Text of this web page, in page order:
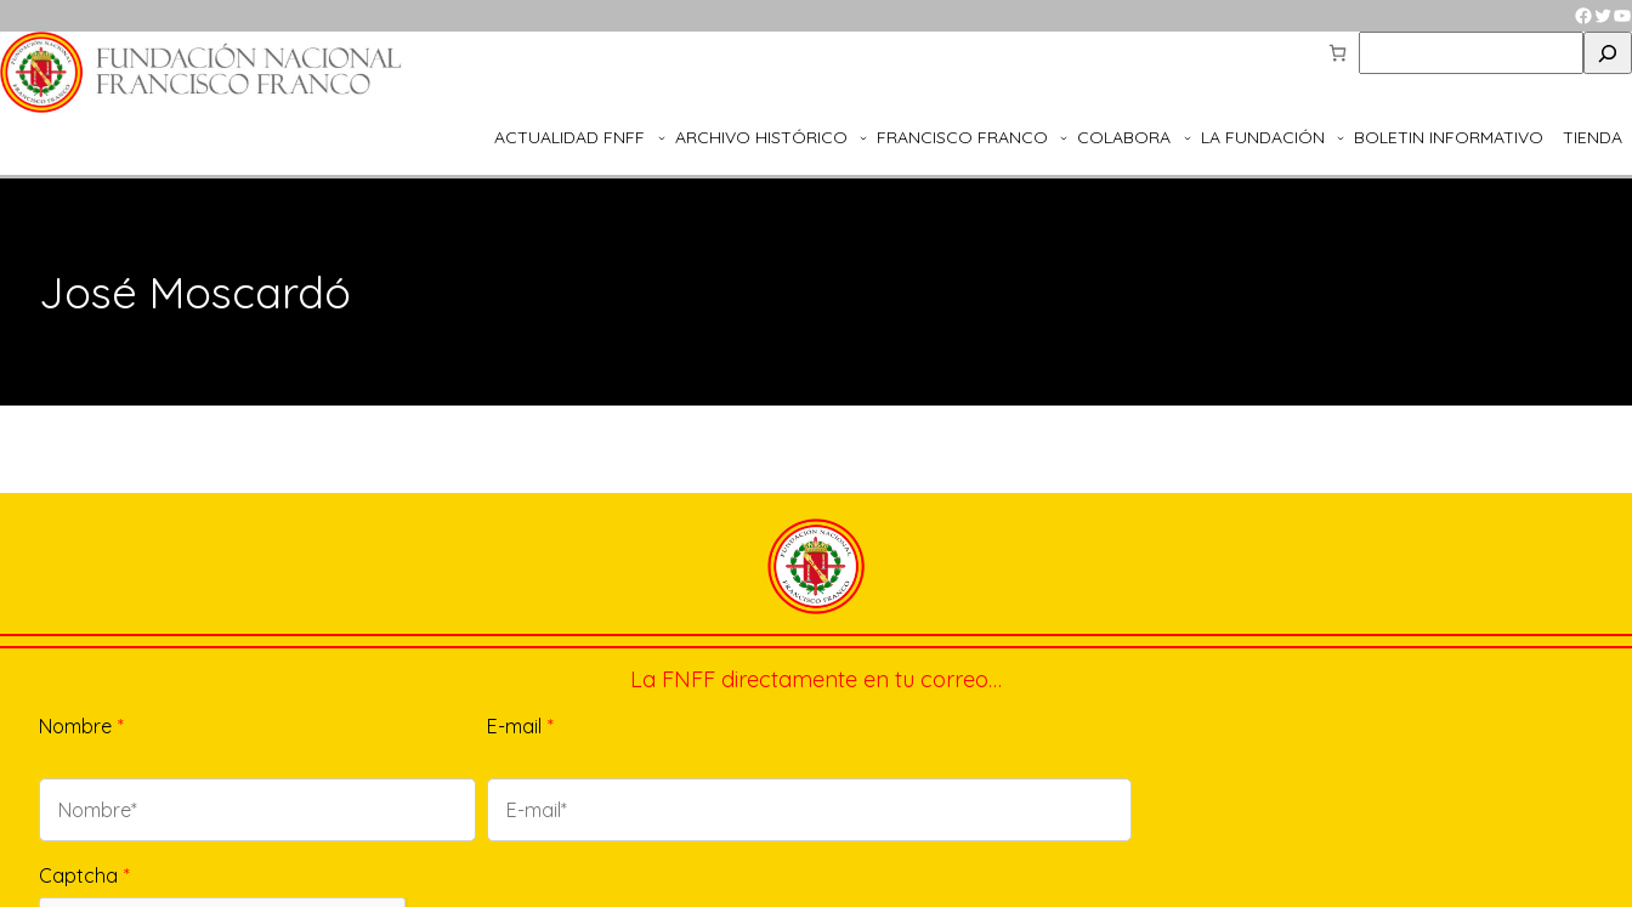
al
contenido
e
r
ACTUALIDAD FNFF ARCHIVO HISTÓRICO FRANCISCO FRANCO COLABORA LA FUNDACIÓN BOLETIN INFORMATIVO TIENDA
José Moscardó
La FNFF directamente en tu correo…
Nombre * E-mail *
Captcha *